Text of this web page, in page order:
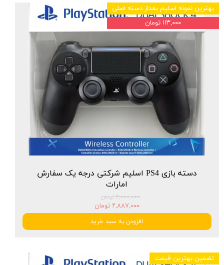
دسته بازی PS4 اسلیم شرکتی درجه یک سفارش
امارات
۳,۰۰۰,۰۰۰ تومان
۲,۸۸۷,۰۰۰ تومان
افزودن به سبد خرید
بهترین نمونه اسلیم بعداز دسته اصلی
۱۱۳,۰۰۰ تومان
تضمین بهترین قیمت